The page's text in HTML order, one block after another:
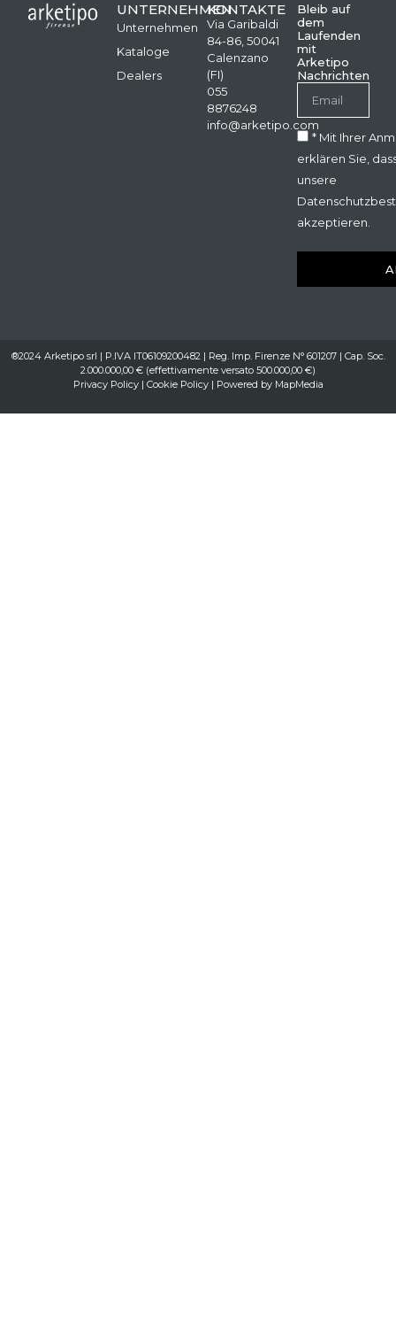
UNTERNEHMEN
Unternehmen
Kataloge
Dealers
KONTAKTE
Via Garibaldi
84-86, 50041
Calenzano
(FI)
055
8876248
info@arketipo.com
Bleib auf
dem
Laufenden
mit
Arketipo
Nachrichten
* Mit Ihrer
erklären Sie,
unsere
akzeptieren.
®2024 Arketipo srl | P.IVA IT06109200482 | Reg. Imp. Firenze N° 601207 | Cap. Soc.
2.000.000,00 € (effettivamente versato 500.000,00 €)
Privacy Policy| Cookie Policy| Powered by MapMedia